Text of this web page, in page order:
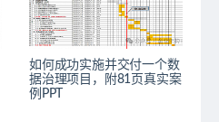
如何成功实施并交付一个数
据治理项目，附81页真实案
例PPT